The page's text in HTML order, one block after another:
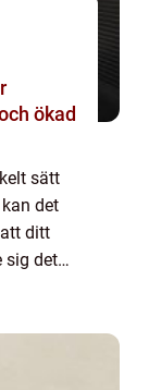
ökad
sätt
det
ditt
sig det